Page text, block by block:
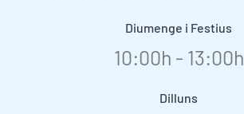
Diumenge i Festius
10:00h - 13:00h
Dilluns